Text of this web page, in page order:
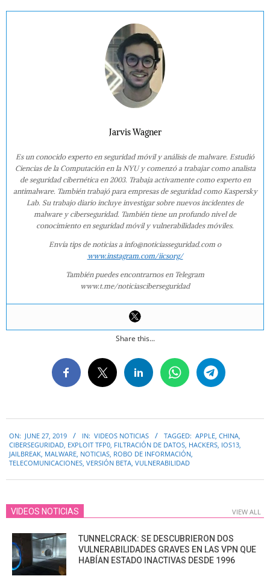
Jarvis Wagner
Es un conocido experto en seguridad móvil y análisis de malware. Estudió
Ciencias de la Computación en la NYU y comenzó a trabajar como analista
de seguridad cibernética en 2003. Trabaja activamente como experto en
antimalware. También trabajó para empresas de seguridad como Kaspersky
Lab. Su trabajo diario incluye investigar sobre nuevos incidentes de
malware y ciberseguridad. También tiene un profundo nivel de
conocimiento en seguridad móvil y vulnerabilidades móviles.
Envía tips de noticias a info@noticiasseguridad.com o
www.instagram.com/iicsorg/
También puedes encontrarnos en Telegram
www.t.me/noticiasciberseguridad
Share this...
06-
27
ON: JUNE 27, 2019 IN: VIDEOS NOTICIAS TAGGED: APPLE CHINA
CIBERSEGURIDAD EXPLOIT TFP0 FILTRACIÓN DE DATOS HACKERS IOS13
JAILBREAK MALWARE NOTICIAS ROBO DE INFORMACIÓN
TELECOMUNICACIONES VERSIÓN BETA VULNERABILIDAD
VIDEOS NOTICIAS VIEW ALL
TUNNELCRACK: SE DESCUBRIERON DOS
VULNERABILIDADES GRAVES EN LAS VPN QUE
HABÍAN ESTADO INACTIVAS DESDE 1996